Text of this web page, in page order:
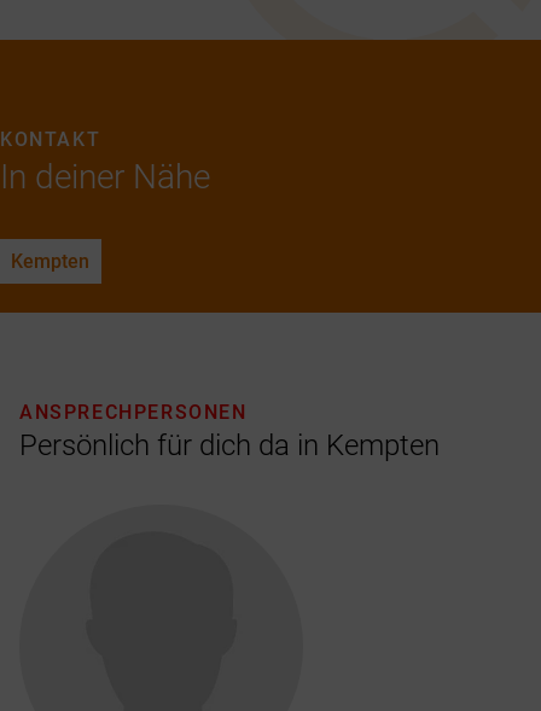
In deiner Nähe
KONTAKT
Kempten
Persönlich für dich da in Kempten
ANSPRECHPERSONEN